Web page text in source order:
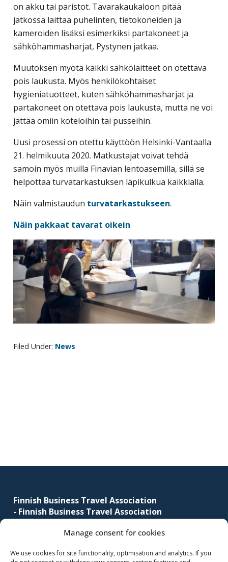
Manage consent for cookies
We use cookies for site functionality, optimisation and analytics. If you
on akku tai paristot. Tavarakaukaloon pitää
jatkossa laittaa puhelinten, tietokoneiden ja
kameroiden lisäksi esimerkiksi partakoneet ja
sähköhammasharjat, Pystynen jatkaa.
Muutoksen myötä kaikki sähkölaitteet on otettava
pois laukusta. Myös henkilökohtaiset
hygieniatuotteet, kuten sähköhammasharjat ja
partakoneet on otettava pois laukusta, mutta ne voi
jättää omiin koteloihin tai pusseihin.
Uusi prosessi on otettu käyttöön Helsinki-Vantaalla
21. helmikuuta 2020. Matkustajat voivat tehdä
samoin myös muilla Finavian lentoasemilla, sillä se
helpottaa turvatarkastuksen läpikulkua kaikkialla.
Näin valmistaudun turvatarkastukseen.
Näin pakkaat tavarat oikein
Filed Under: News
Finnish Business Travel Association
- Finnish Business Travel Association
Simonkatu 12 B 30